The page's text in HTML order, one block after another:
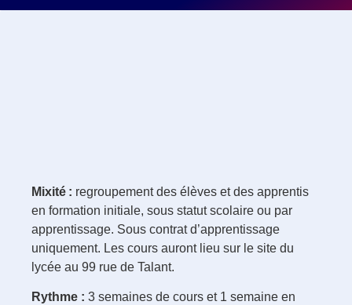
Mixité : regroupement des élèves et des apprentis
en formation initiale, sous statut scolaire ou par
apprentissage. Sous contrat d’apprentissage
uniquement. Les cours auront lieu sur le site du
lycée au 99 rue de Talant.
Rythme : 3 semaines de cours et 1 semaine en